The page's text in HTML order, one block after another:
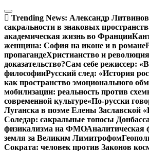
Перейти
к
содержимому
Trending News: Александр
сакральности в знаковых
академическая жизнь во Франции
женщина: София на иконе и в романе
пропагандеХристианство и
доказательство?Сам себе режиссер:
философииРусский след: «История
как пространство эмоционального
мобилизации: реальность против
современной культуре«По-русски
Луганска в поэме Елены Заславской
Соледар: сакральные топосы
физикализма на ФМОАналитическая
земля за Великим Лимитрофом
Сократа: человек против Законов